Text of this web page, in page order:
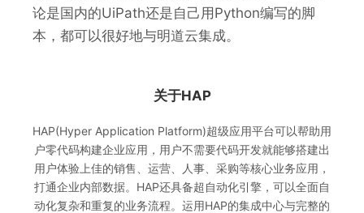
论是国内的UiPath还是自己用Python编写的脚
本，都可以很好地与明道云集成。
关于HAP
HAP(Hyper Application Platform)超级应用平台可以帮助用
户零代码构建企业应用，用户不需要代码开发就能够搭建出
用户体验上佳的销售、运营、人事、采购等核心业务应用，
打通企业内部数据。HAP还具备超自动化引擎，可以全面自
动化复杂和重复的业务流程。运用HAP的集成中心与完整的